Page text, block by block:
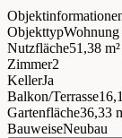
ObjekttypWohnung
Nutzfläche51,38 m²
Zimmer2
KellerJa
Balkon/Terrasse
Gartenfläche36,33
BauweiseNeubau